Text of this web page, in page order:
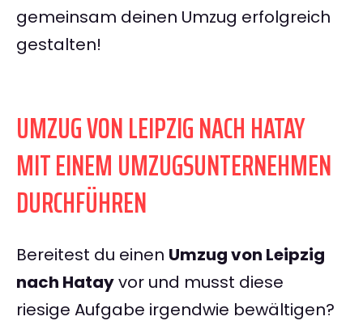
gemeinsam deinen Umzug erfolgreich
gestalten!
UMZUG VON LEIPZIG NACH HATAY
MIT EINEM UMZUGSUNTERNEHMEN
DURCHFÜHREN
Bereitest du einen Umzug von Leipzig
nach Hatayvor und musst diese
riesige Aufgabe irgendwie bewältigen?